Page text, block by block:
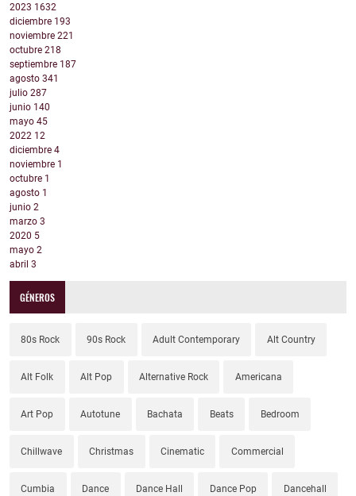
2023 1632
diciembre 193
noviembre 221
octubre 218
septiembre 187
agosto 341
julio 287
junio 140
mayo 45
2022 12
diciembre 4
noviembre 1
octubre 1
agosto 1
junio 2
marzo 3
2020 5
mayo 2
abril 3
GÉNEROS
80s Rock 90s Rock Adult Contemporary Alt Country
Alt Folk Alt Pop Alternative Rock Americana
Art Pop Autotune Bachata Beats Bedroom
Chillwave Christmas Cinematic Commercial
Cumbia Dance Dance Hall Dance Pop Dancehall